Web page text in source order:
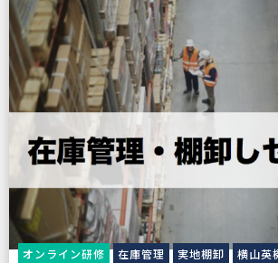
オンライン研修 在庫管理 実地棚卸 横山英